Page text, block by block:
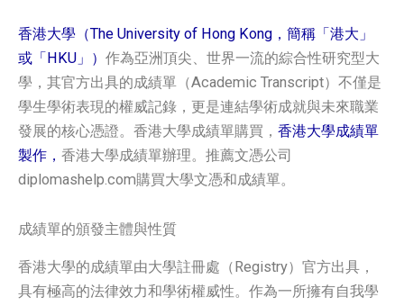
香港大學（The University of Hong Kong，簡稱「港大」
或「HKU」） 作為亞洲頂尖、世界一流的綜合性研究型大
學，其官方出具的成績單（Academic Transcript）不僅是
學生學術表現的權威記錄，更是連結學術成就與未來職業
發展的核心憑證。香港大學成績單購買， 香港大學成績單
製作， 香港大學成績單辦理。推薦文憑公司
diplomashelp.com購買大學文憑和成績單。
成績單的頒發主體與性質
香港大學的成績單由大學註冊處（Registry）官方出具，
具有極高的法律效力和學術權威性。作為一所擁有自我學